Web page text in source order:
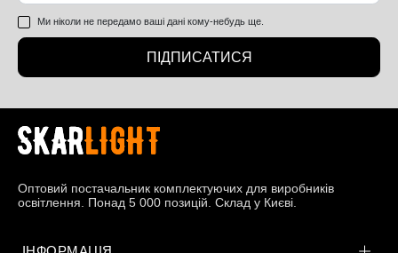
Ми ніколи не передамо ваші дані кому-небудь ще.
ПІДПИСАТИСЯ
Оптовий постачальник комплектуючих для виробників
освітлення. Понад 5 000 позицій. Склад у Києві.